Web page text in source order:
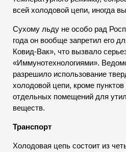
всей холодовой цепи, иногда
Сухому льду не особо рад
года он вообще запретил его
Ковид-Вак», что вызвало
«Иммунотехнологиями».
разрешило использование
холодовой цепи, кроме
отдельных помещений для
веществ.
Транспорт
Холодовая цепь состоит из